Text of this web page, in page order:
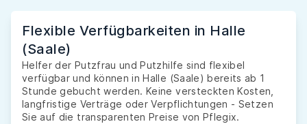
Flexible Verfügbarkeiten in Halle
(Saale)
Helfer der Putzfrau und Putzhilfe sind flexibel
verfügbar und können in Halle (Saale) bereits ab 1
Stunde gebucht werden. Keine versteckten Kosten,
langfristige Verträge oder Verpflichtungen - Setzen
Sie auf die transparenten Preise von Pflegix.